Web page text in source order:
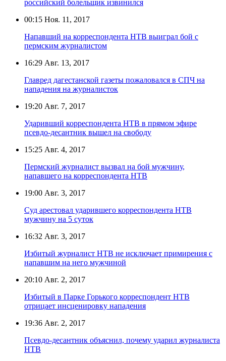
российский болельщик извинился
00:15 Ноя. 11, 2017
Напавший на корреспондента НТВ выиграл бой с
пермским журналистом
16:29 Авг. 13, 2017
Главред дагестанской газеты пожаловался в СПЧ на
нападения на журналисток
19:20 Авг. 7, 2017
Ударивший корреспондента НТВ в прямом эфире
псевдо-десантник вышел на свободу
15:25 Авг. 4, 2017
Пермский журналист вызвал на бой мужчину,
напавшего на корреспондента НТВ
19:00 Авг. 3, 2017
Суд арестовал ударившего корреспондента НТВ
мужчину на 5 суток
16:32 Авг. 3, 2017
Избитый журналист НТВ не исключает примирения с
напавшим на него мужчиной
20:10 Авг. 2, 2017
Избитый в Парке Горького корреспондент НТВ
отрицает инсценировку нападения
19:36 Авг. 2, 2017
Псевдо-десантник объяснил, почему ударил журналиста
НТВ